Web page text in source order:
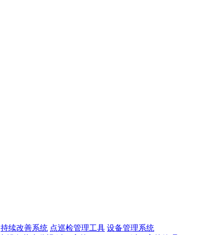
持续改善系统 点巡检管理工具 设备管理系统